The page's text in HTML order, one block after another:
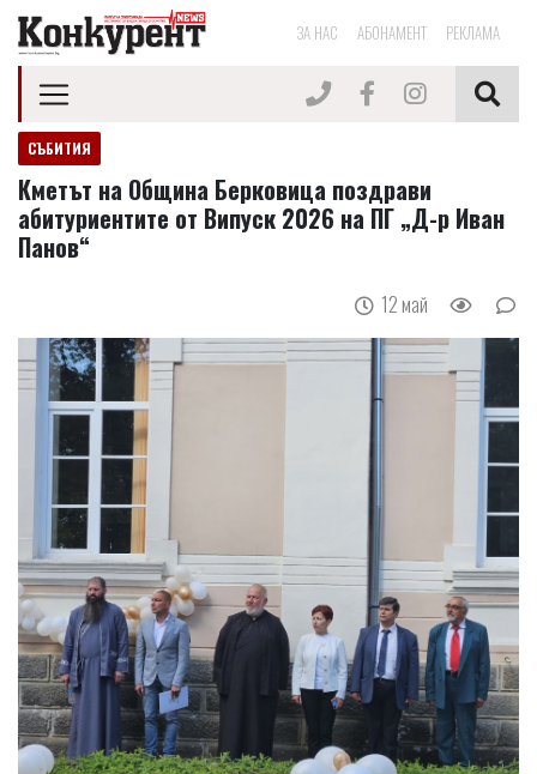
ЗА НАС АБОНАМЕНТ РЕКЛАМА
СЪБИТИЯ
Кметът на Община Берковица поздрави
абитуриентите от Випуск 2026 на ПГ „Д-р Иван
Панов“
12 май